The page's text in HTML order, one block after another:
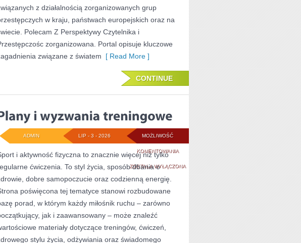
z działalnością zorganizowanych grup
w kraju, państwach europejskich oraz na
Polecam Z Perspektywy Czytelnika i
zorganizowana. Portal opisuje kluczowe
związane z światem [ Read More ]
CONTINUE
MOŻLIWOŚĆ
KOMENTOWANIAPLANY
I
WYZWANIA
TRENINGOWE
ZOSTAŁA WYŁĄCZONA
LIP - 3 - 2026
ADMIN
i aktywność fizyczna to znacznie więcej niż tylko
ćwiczenia. To styl życia, sposób dbania o
dobre samopoczucie oraz codzienną energię.
poświęcona tej tematyce stanowi rozbudowane
porad, w którym każdy miłośnik ruchu – zarówno
jak i zaawansowany – może znaleźć
materiały dotyczące treningów, ćwiczeń,
stylu życia, odżywiania oraz świadomego